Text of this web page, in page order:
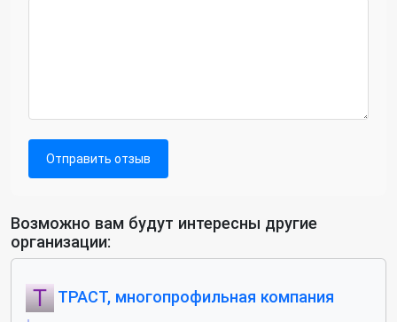
Отправить отзыв
Возможно вам будут интересны другие
организации:
ТРАСТ, многопрофильная компания